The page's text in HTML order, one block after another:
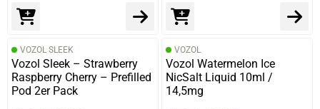
VOZOL SLEEK
Vozol Sleek – Strawberry
Raspberry Cherry – Prefilled
Pod 2er Pack
VOZOL
Vozol Watermelon Ice
NicSalt Liquid 10ml /
14,5mg